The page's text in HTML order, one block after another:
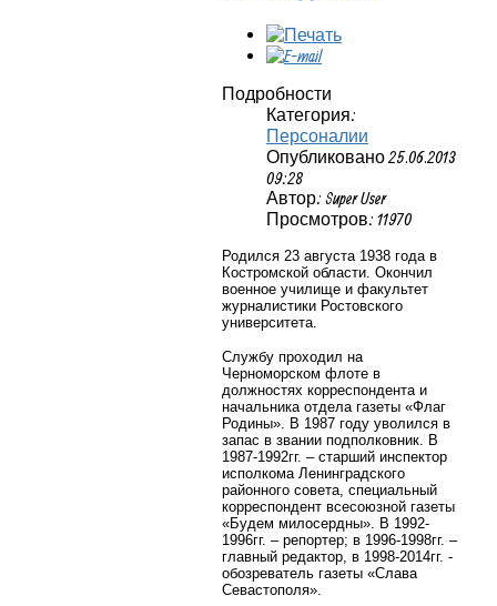
Подробности
Категория:
Персоналии
Опубликовано 25.06.2013
09:28
Автор: Super User
Просмотров: 11970
Родился 23 августа 1938 года в
Костромской области. Окончил
военное училище и факультет
журналистики Ростовского
университета.
Службу проходил на
Черноморском флоте в
должностях корреспондента и
начальника отдела газеты «Флаг
Родины». В 1987 году уволился в
запас в звании подполковник. В
1987-1992гг. – старший инспектор
исполкома Ленинградского
районного совета, специальный
корреспондент всесоюзной газеты
«Будем милосердны». В 1992-
1996гг. – репортер; в 1996-1998гг. –
главный редактор, в 1998-2014гг. -
обозреватель газеты «Слава
Севастополя».